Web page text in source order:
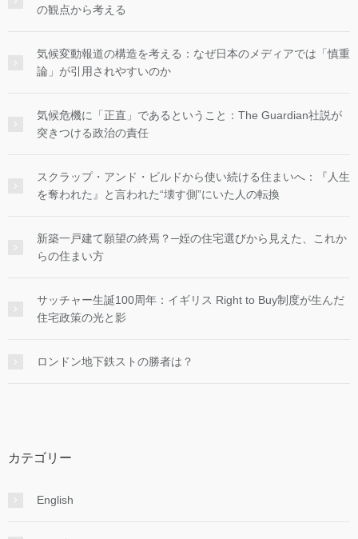
の観点から考える
気候変動報道の構造を考える：なぜ日本のメディアでは「慎重
論」が引用されやすいのか
気候危機に「正直」であるということ：The Guardian社説が
突きつける政治の責任
スクラップ・アンド・ビルドから使い続ける住まいへ：『人生
を奪われた』と言われた“壊す側”にいた人の転換
新築一戸建て願望の終焉？─姪の住宅選びから見えた、これか
らの住まい方
サッチャー生誕100周年：イギリス Right to Buy制度が生んだ
住宅政策の光と影
ロンドン地下鉄ストの勝者は？
カテゴリー
English